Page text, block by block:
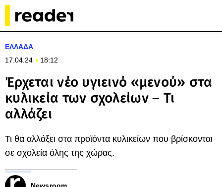
ΕΛΛΑΔΑ
17.04.24
18:12
Έρχεται νέο υγιεινό «μενού» στα
κυλικεία των σχολείων – Τι
αλλάζει
Τι θα αλλάξει στα προϊόντα κυλικείων που βρίσκονται
σε σχολεία όλης της χώρας.